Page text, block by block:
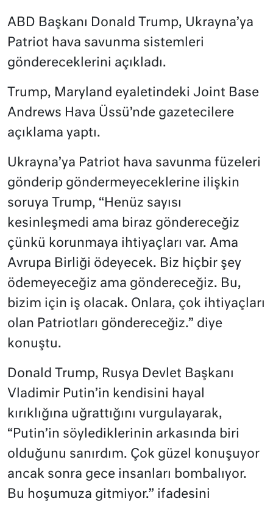
ABD Başkanı Donald Trump, Ukrayna’ya
Patriot hava savunma sistemleri
göndereceklerini açıkladı.
Trump, Maryland eyaletindeki Joint Base
Andrews Hava Üssü’nde gazetecilere
açıklama yaptı.
Ukrayna’ya Patriot hava savunma füzeleri
gönderip göndermeyeceklerine ilişkin
soruya Trump, “Henüz sayısı
kesinleşmedi ama biraz göndereceğiz
çünkü korunmaya ihtiyaçları var. Ama
Avrupa Birliği ödeyecek. Biz hiçbir şey
ödemeyeceğiz ama göndereceğiz. Bu,
bizim için iş olacak. Onlara, çok ihtiyaçları
olan Patriotları göndereceğiz.” diye
konuştu.
Donald Trump, Rusya Devlet Başkanı
Vladimir Putin’in kendisini hayal
kırıklığına uğrattığını vurgulayarak,
“Putin’in söylediklerinin arkasında biri
olduğunu sanırdım. Çok güzel konuşuyor
ancak sonra gece insanları bombalıyor.
Bu hoşumuza gitmiyor.” ifadesini